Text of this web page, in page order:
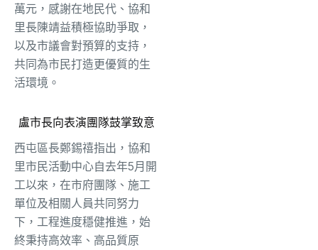
萬元，感謝在地民代、協和
里長陳靖益積極協助爭取，
以及市議會對預算的支持，
共同為市民打造更優質的生
活環境。
盧市長向表演團隊鼓掌致意
西屯區長鄭錫禧指出，協和
里市民活動中心自去年5月開
工以來，在市府團隊、施工
單位及相關人員共同努力
下，工程進度穩健推進，始
終秉持高效率、高品質原